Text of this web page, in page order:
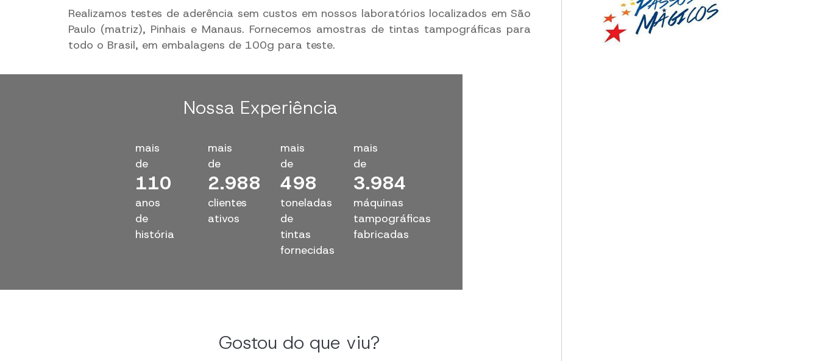
Realizamos testes de aderência sem custos em nossos laboratórios localizados em São
Paulo (matriz), Pinhais e Manaus. Fornecemos amostras de tintas tampográficas para
todo o Brasil, em embalagens de 100g para teste.
Nossa Experiência
mais
de
110
anos
de
história
mais
de
3.000
clientes
ativos
mais
de
500
toneladas
de
tintas
fornecidas
mais
de
4.000
máquinas
tampográficas
fabricadas
Gostou do que viu?